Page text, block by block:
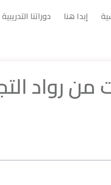
إبدا هنا دوراتنا التدريبية
رواد